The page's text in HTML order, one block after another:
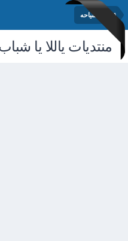
قسم السياحه
منتديات ياللا يا شباب